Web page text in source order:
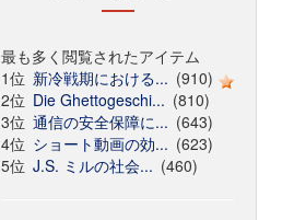
最も多く閲覧されたアイテム
1位 新冷戦期における... (910)
2位 Die Ghettogeschi... (810)
3位 通信の安全保障に... (643)
4位 ショート動画の効... (623)
5位 J.S. ミルの社会... (460)